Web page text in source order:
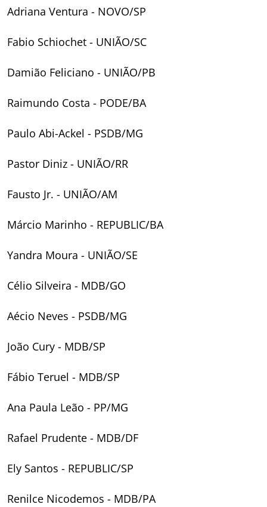
Adriana Ventura - NOVO/SP
Fabio Schiochet - UNIÃO/SC
Damião Feliciano - UNIÃO/PB
Raimundo Costa - PODE/BA
Paulo Abi-Ackel - PSDB/MG
Pastor Diniz - UNIÃO/RR
Fausto Jr. - UNIÃO/AM
Márcio Marinho - REPUBLIC/BA
Yandra Moura - UNIÃO/SE
Célio Silveira - MDB/GO
Aécio Neves - PSDB/MG
João Cury - MDB/SP
Fábio Teruel - MDB/SP
Ana Paula Leão - PP/MG
Rafael Prudente - MDB/DF
Ely Santos - REPUBLIC/SP
Renilce Nicodemos - MDB/PA